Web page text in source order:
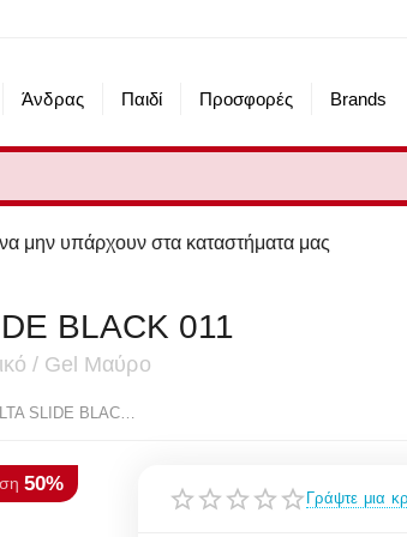
Άνδρας Παιδί Προσφορές Brands
στα καταστήματα μας
BLACK 011
/ Gel Μαύρο
ELLESSE SGRF0537 FILIPPALTA SLIDE BLACK 011
Γράψτε μια